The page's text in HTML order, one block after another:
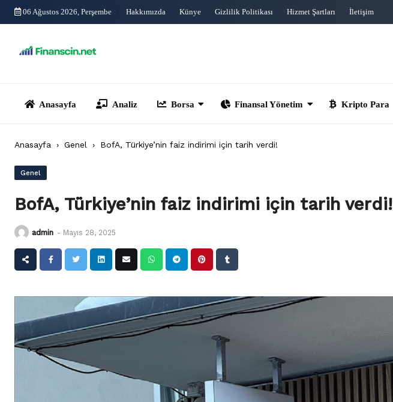
Skip
06 Ağustos 2026, Perşembe Hakkımızda Künye Gizlilik Politikası Hizmet Şartları İletişim
Anasayfa › Genel › BofA, Türkiye’nin faiz indirimi için tarih verdi!
Genel
BofA, Türkiye’nin faiz indirimi için tarih verdi!
admin - Mayıs 28, 2025